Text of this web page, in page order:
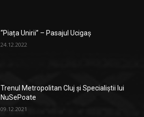
“Piața Unirii” – Pasajul Ucigaș
24.12.2022
Trenul Metropolitan Cluj și Specialiștii lui
NuSePoate
09.12.2021